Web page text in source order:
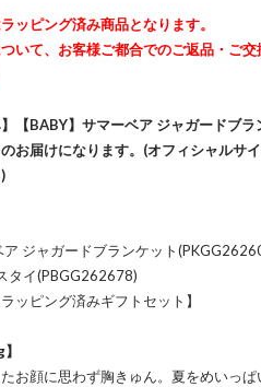
ッピング済み商品となります。
いて、お客様ご都合でのご返品・ご
】【BABY】サマーベア ジャガードブ
お届けになります。(オフィシャルサ
ア ジャガードブランケット
タイ(PBGG262678)
ッピング済みギフトセット】
お顔に思わず胸きゅん。夏をめいっぱ